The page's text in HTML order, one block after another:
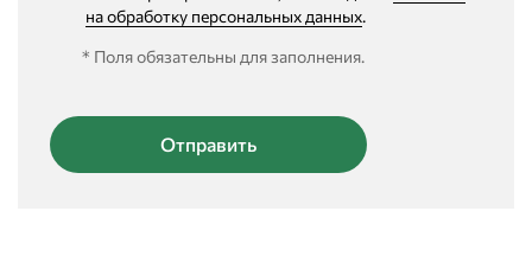
на обработку персональных данных.
* Поля обязательны для заполнения.